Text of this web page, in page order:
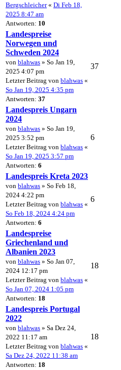
Bergschleicher« Di Feb 18,
2025 8:47 am
Antworten: 10
Landespreise
Norwegen und
Schweden 2024
von blahwas » So Jan 19,
2025 4:07 pm
Letzter Beitrag von blahwas «
So Jan 19, 2025 4:35 pm
Antworten: 37
37
Landespreis Ungarn
2024
von blahwas » So Jan 19,
2025 3:52 pm
Letzter Beitrag von blahwas «
So Jan 19, 2025 3:57 pm
Antworten: 6
6
Landespreis Kreta 2023
von blahwas » So Feb 18,
2024 4:22 pm
Letzter Beitrag von blahwas «
So Feb 18, 2024 4:24 pm
Antworten: 6
6
Landespreise
Griechenland und
Albanien 2023
von blahwas » So Jan 07,
2024 12:17 pm
Letzter Beitrag von blahwas «
So Jan 07, 2024 1:05 pm
Antworten: 18
18
Landespreis Portugal
2022
von blahwas » Sa Dez 24,
2022 11:17 am
Letzter Beitrag von blahwas «
Sa Dez 24, 2022 11:38 am
Antworten: 18
18